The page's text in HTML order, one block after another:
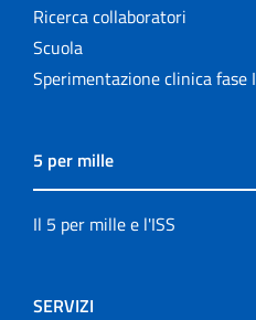
Ricerca collaboratori
Scuola
Sperimentazione clinica fase I
5 per mille
Il 5 per mille e l'ISS
SERVIZI